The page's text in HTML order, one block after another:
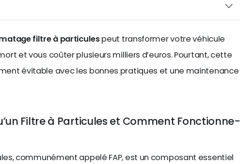
filtre à particulespeut transformer votre véhicule
et vous coûter plusieurs milliers d’euros. Pourtant, cette
évitable avec les bonnes pratiques et une maintenance
Filtre à Particules et Comment Fonctionne-
communément appelé FAP, est un composant essentiel